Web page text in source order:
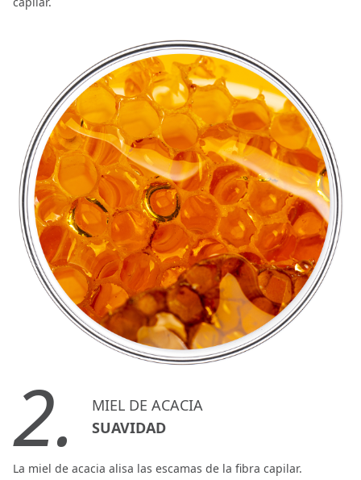
2.
MIEL DE ACACIA
SUAVIDAD
La miel de acacia alisa las escamas de la fibra capilar.